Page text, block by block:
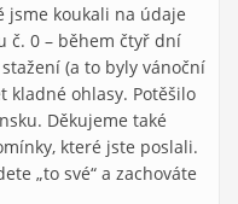
jsme koukali na údaje
č. 0 – během čtyř dní
(a to byly vánoční
kladné ohlasy. Potěšilo
Děkujeme také
které jste poslali.
„to své“ a zachováte